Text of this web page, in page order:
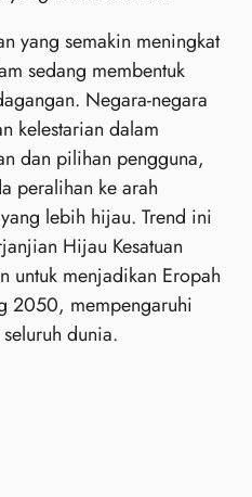
yang semakin meningkat
sedang membentuk
Negara-negara
kelestarian dalam
dan pilihan pengguna,
peralihan ke arah
lebih hijau. Trend ini
Hijau Kesatuan
untuk menjadikan Eropah
2050, mempengaruhi
dunia.